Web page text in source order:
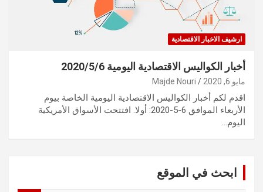
ارشيف الاخبار الاقتصادية
أخبار الكواليس الاقتصادية اليومية 2020/5/6
مايو 6, 2020 Majde Nouri
اقدم لكم أخبار الكواليس الاقتصادية اليومية الخاصة بيوم
الأربعاء الموافق 6-5-2020: أولا. افتتحت الأسواق الأمريكية
اليوم…
ابحث في الموقع